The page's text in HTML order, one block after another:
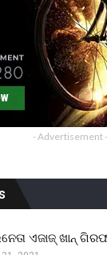
- Advertisement -
ଏଜାଜ୍ ଖାନ୍